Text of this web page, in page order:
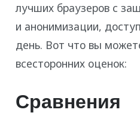
лучших браузеров с
и анонимизации,
день. Вот что вы
всесторонних оценок:
Сравнения